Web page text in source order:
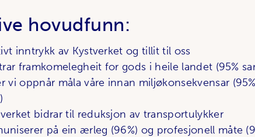
hovudfunn:
inntrykk av Kystverket og tillit til oss
framkomelegheit for gods i heile landet (95%
vi oppnår måla våre innan miljøkonsekvensar
bidrar til reduksjon av transportulykker
på ein ærleg (96%) og profesjonell måte